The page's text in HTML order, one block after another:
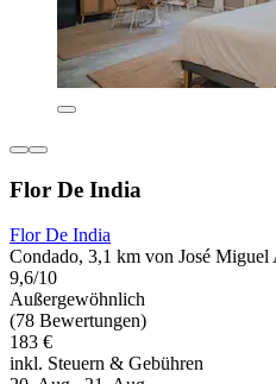
Flor De India
Flor De India
Condado, 3,1 km von José
9,6/10
Außergewöhnlich
(78 Bewertungen)
183 €
inkl. Steuern & Gebühren